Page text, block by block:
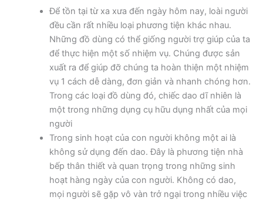
Để tồn tại từ xa xưa đến ngày hôm nay, loài người
đều cần rất nhiều loại phương tiện khác nhau.
Những đồ dùng có thể giống người trợ giúp của ta
để thực hiện một số nhiệm vụ. Chúng được sản
xuất ra để giúp đỡ chúng ta hoàn thiện một nhiệm
vụ 1 cách dễ dàng, đơn giản và nhanh chóng hơn.
Trong các loại đồ dùng đó, chiếc dao dĩ nhiên là
một trong những dụng cụ hữu dụng nhất của mọi
người
Trong sinh hoạt của con người không một ai là
không sử dụng đến dao. Đây là phương tiện nhà
bếp thân thiết và quan trọng trong những sinh
hoạt hàng ngày của con người. Không có dao,
mọi người sẽ gặp vô vàn trở ngại trong nhiều việc